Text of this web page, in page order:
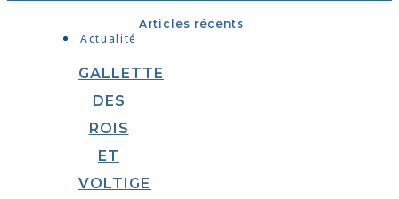
Actualité
GALLETTE
DES
ROIS
ET
VOLTIGE
Articles récents